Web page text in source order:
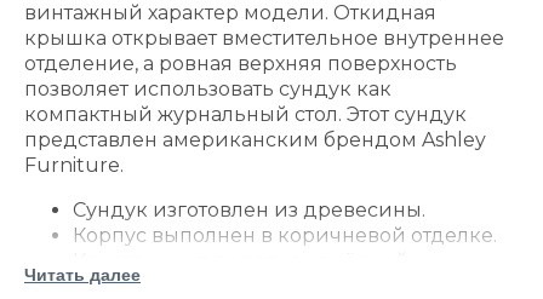
винтажный характер модели. Откидная
крышка открывает вместительное внутреннее
отделение, а ровная верхняя поверхность
позволяет использовать сундук как
компактный журнальный стол. Этот сундук
представлен американским брендом Ashley
Furniture.
Сундук изготовлен из древесины.
Корпус выполнен в коричневой отделке.
металлической фурнитурой.
Читать далее